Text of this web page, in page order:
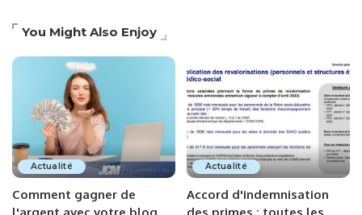
You Might Also Enjoy
Actualité
Comment gagner de
Actualité
Accord d'indemnisation